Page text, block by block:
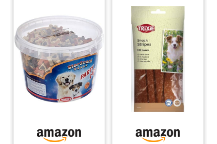
les mâcheurs agressifs,
offrant une mastication
adaptée aux dents à
chaque bouchée salée.